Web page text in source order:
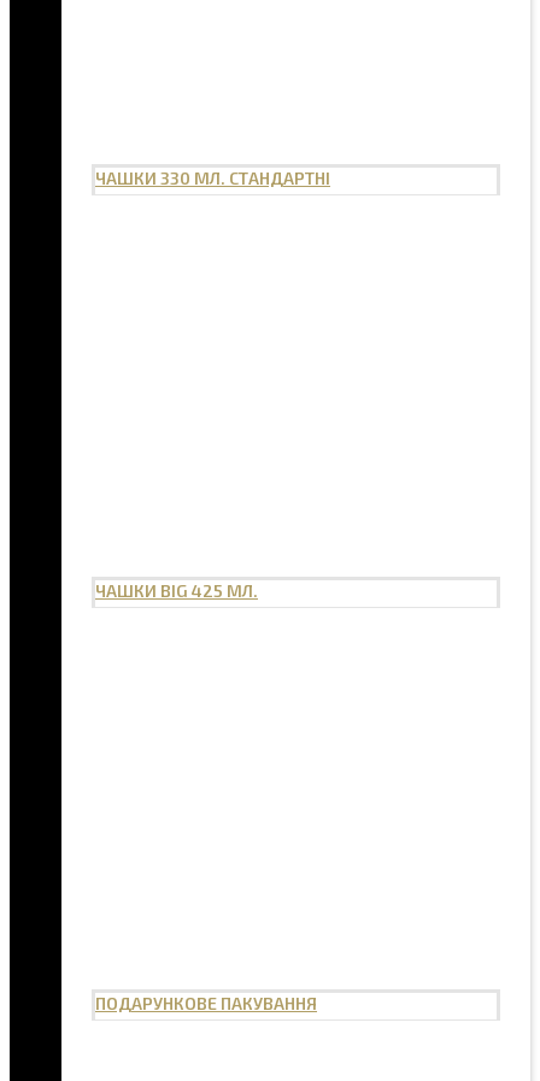
ЧАШКИ 330 МЛ. СТАНДАРТНІ
ЧАШКИ BIG 425 МЛ.
ПОДАРУНКОВЕ ПАКУВАННЯ